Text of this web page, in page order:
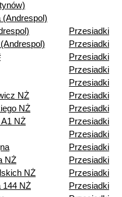
(Andrespol)
Przesiadki
Przesiadki
Przesiadki
Przesiadki
Przesiadki
NŻ
Przesiadki
NŻ
Przesiadki
NŻ
Przesiadki
Przesiadki
Przesiadki
NŻ
Przesiadki
NŻ
Przesiadki
144 NŻ
Przesiadki